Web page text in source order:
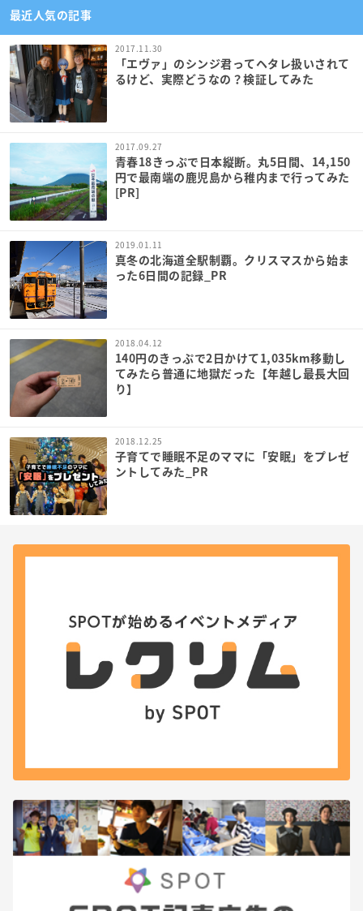
最近人気の記事
2017.11.30
「エヴァ」のシンジ君ってヘタレ扱いされて
るけど、実際どうなの？検証してみた
2017.09.27
青春18きっぷで日本縦断。丸5日間、14,150
円で最南端の鹿児島から稚内まで行ってみた
[PR]
2019.01.11
真冬の北海道全駅制覇。クリスマスから始ま
った6日間の記録_PR
2018.04.12
140円のきっぷで2日かけて1,035km移動し
てみたら普通に地獄だった【年越し最長大回
り】
2018.12.25
子育てで睡眠不足のママに「安眠」をプレゼ
ントしてみた_PR